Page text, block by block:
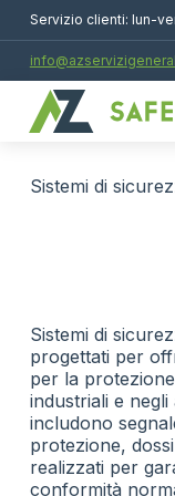
Servizio clienti: lun-
Sistemi di
Sistemi di
progettati per
per la
industriali e
includono
protezione,
realizzati per
conformità